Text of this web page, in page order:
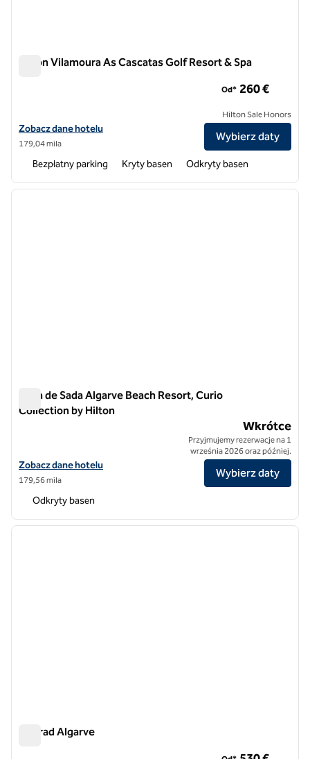
Hilton Vilamoura As Cascatas Golf Resort & Spa
Zobacz szczegóły hotelu Hilton Vilamoura As Cascatas Golf Resort &
Zobacz dane hotelu
179,04 mila
Od* 260 €
Hilton Sale Honors
Wybierz daty
Bezpłatny parking Kryty basen Odkryty basen
1 z 12
Casa de Sada Algarve Beach Resort, Curio
Collection by Hilton
Casa de Sada Algarve Beach Resort, Curio Collection by
Zobacz szczegóły hotelu Casa de Sada Algarve Beach Resort, Curio
Zobacz dane hotelu
179,56 mila
Wkrótce
Przyjmujemy rezerwacje na 1
września 2026 oraz później.
Wybierz daty
Odkryty basen
1 z 12
Conrad Algarve